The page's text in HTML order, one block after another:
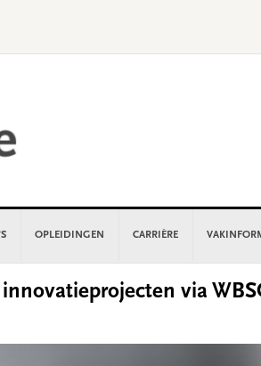
OPLEIDINGEN CARRIÈRE
via